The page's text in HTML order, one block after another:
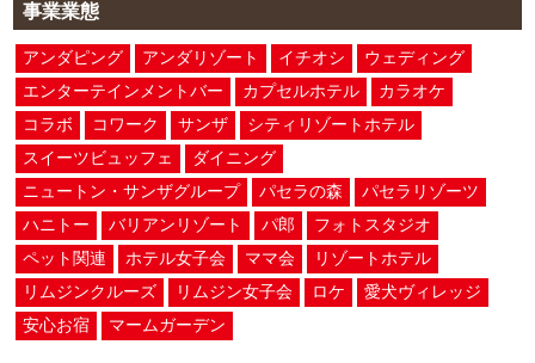
事業業態
アンダピング アンダリゾート イチオシ
ウェディング
エンターテインメントバー
カプセルホテル
カラオケ
コラボ
コワーク サンザ
シティリゾートホテル
スイーツビュッフェ
ダイニング
ニュートン・サンザグループ
パセラの森
パセラリゾーツ
ハニトー
バリアンリゾート パ郎
フォトスタジオ
ペット関連
ホテル女子会 ママ会
リゾートホテル
リムジンクルーズ
リムジン女子会 ロケ
愛犬ヴィレッジ
安心お宿
マームガーデン